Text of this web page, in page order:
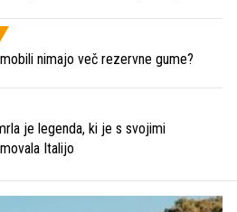
nimajo več rezervne gume?
je legenda, ki je s svojimi
Italijo